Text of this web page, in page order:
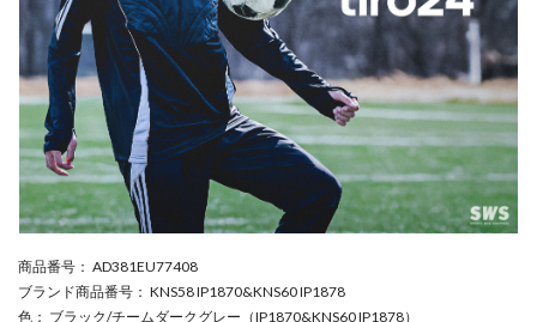
商品番号 ： AD381EU77408
ブランド商品番号 ： KNS58 IP1870&KNS60 IP1878
色 ： ブラック/チームダークグレー（IP1870&KNS60 IP1878）